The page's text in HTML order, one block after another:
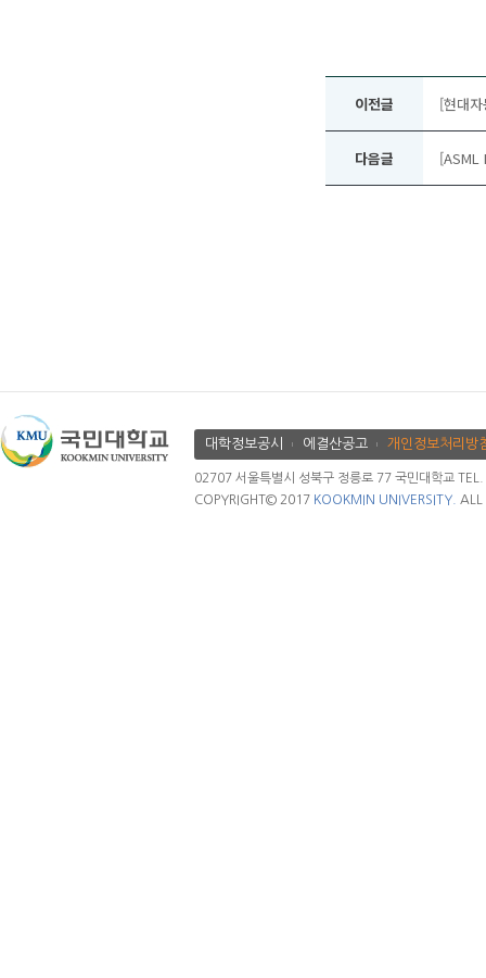
이전글 [현대
다음글 [ASML
대학정보공시 에결산공고 개인정보처리방
02707 서울특별시 성북구 정릉로 77 국민대학교
COPYRIGHT© 2017 KOOKMIN UNIVERSITY. ALL